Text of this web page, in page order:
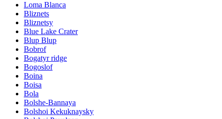
Loma Blanca
Bliznets
Bliznetsy
Blue Lake Crater
Blup Blup
Bobrof
Bogatyr ridge
Bogoslof
Boina
Boisa
Bola
Bolshe-Bannaya
Bolshoi Kekuknaysky